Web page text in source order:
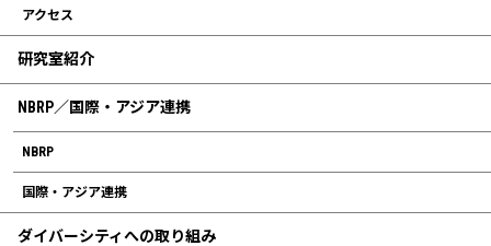
アクセス
研究室紹介
NBRP／国際・アジア連携
NBRP
国際・アジア連携
ダイバーシティへの取り組み